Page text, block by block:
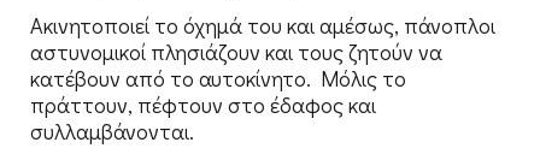
Ακινητοποιεί το όχημά του και αμέσως, πάνοπλοι
αστυνομικοί πλησιάζουν και τους ζητούν να
κατέβουν από το αυτοκίνητο. Μόλις το
πράττουν, πέφτουν στο έδαφος και
συλλαμβάνονται.